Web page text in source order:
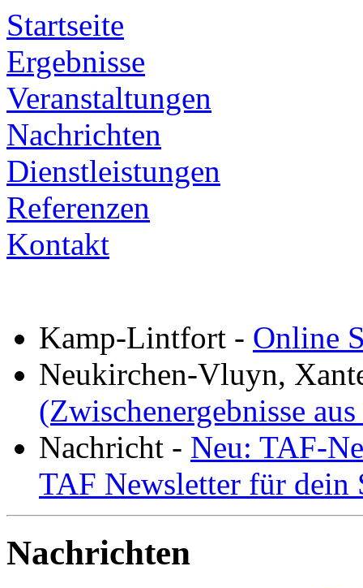
Startseite
Ergebnisse
Veranstaltungen
Nachrichten
Dienstleistungen
Referenzen
Kontakt
Kamp-Lintfort - Online
Neukirchen-Vluyn,
(Zwischenergebnisse
Nachricht - Neu: TAF-
TAF Newsletter für dein
Nachrichten